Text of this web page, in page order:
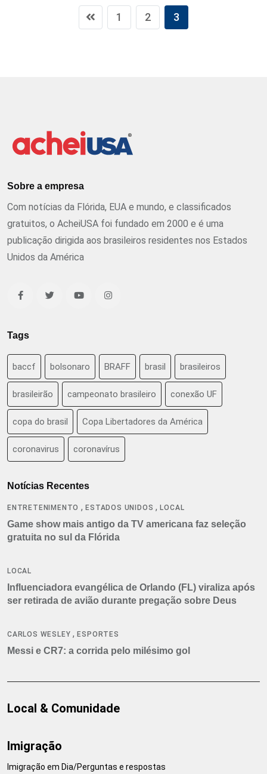
1 2 3
Sobre a empresa
Com notícias da Flórida, EUA e mundo, e classificados
gratuitos, o AcheiUSA foi fundado em 2000 e é uma
publicação dirigida aos brasileiros residentes nos Estados
Unidos da América
Tags
baccf bolsonaro BRAFF brasil brasileiros
brasileirão campeonato brasileiro conexão UF
copa do brasil Copa Libertadores da América
coronavirus coronavírus
Notícias Recentes
ENTRETENIMENTO ,ESTADOS UNIDOS ,LOCAL
Game show mais antigo da TV americana faz seleção
gratuita no sul da Flórida
LOCAL
Influenciadora evangélica de Orlando (FL) viraliza após
ser retirada de avião durante pregação sobre Deus
CARLOS WESLEY ,ESPORTES
Messi e CR7: a corrida pelo milésimo gol
Local & Comunidade
Imigração
Imigração em Dia/Perguntas e respostas